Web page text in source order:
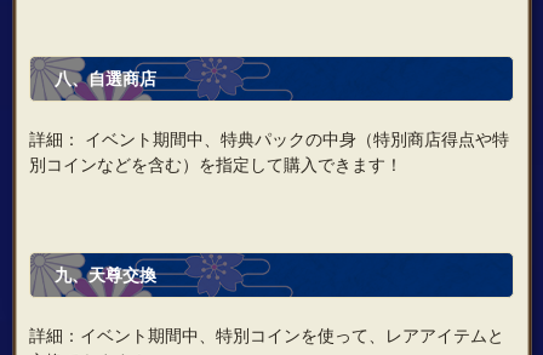
八、自選商店
詳細： イベント期間中、特典パックの中身（特別商店得点や特
別コインなどを含む）を指定して購入できます！
九、天尊交換
詳細：イベント期間中、特別コインを使って、レアアイテムと